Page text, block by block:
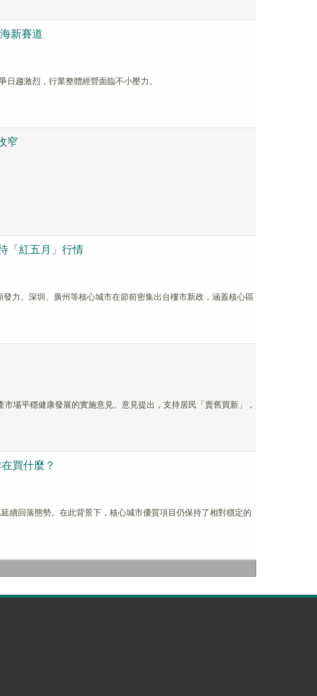
新賽道
趨激烈，行業整體經營面臨不小壓力。
窄
「紅五月」行情
力。深圳、廣州等核心城市在節前密集出台樓市新政，涵蓋核心區
場平穩健康發展的實施意見。意見提出，支持居民「賣舊買新」，
買什麼？
續回落態勢。在此背景下，核心城市優質項目仍保持了相對穩定的